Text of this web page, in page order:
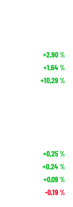
+2,90%
+1,64%
+10,29%
+0,25%
+0,24%
+0,09%
-0,19%